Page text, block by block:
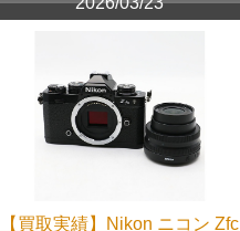
【買取実績】Nikon ニコン Zfc